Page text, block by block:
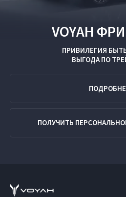
VOYAH ФРИ
ПРИВИЛЕГИЯ
ВЫГОДА ПО
ПОЛУЧИТЬ